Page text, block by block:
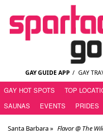
GAY GUIDE APP / GAY
GAY HOT SPOTS TOP
SAUNAS
EVENTS PRIDES
Santa Barbara» Flavor @ The